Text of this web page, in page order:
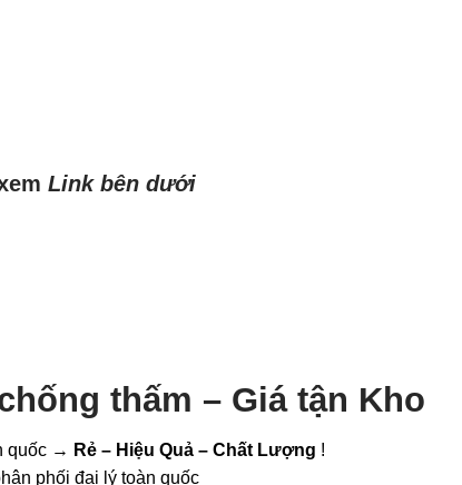
Link bên dưới
thấm – Giá tận Kho
quốc → Rẻ – Hiệu Quả – Chất Lượng !
phối đại lý toàn quốc